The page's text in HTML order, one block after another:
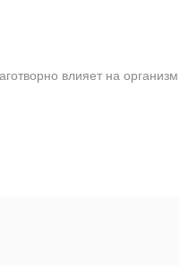
влияет на организм